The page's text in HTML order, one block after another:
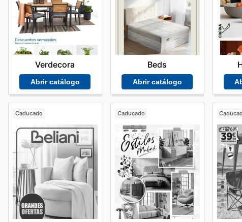
Verdecora
Abrir catálogo
Beds
Abrir catálogo
Caducado Caducado